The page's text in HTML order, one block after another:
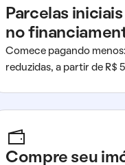
Parcelas
no
Comece pagando
reduzidas, a partir de R$
Compre seu